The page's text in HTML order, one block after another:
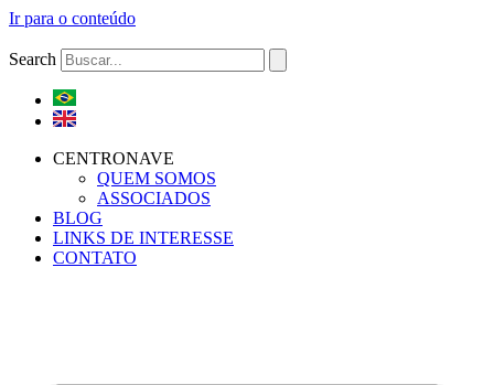
Ir para o conteúdo
Search
CENTRONAVE
QUEM SOMOS
ASSOCIADOS
BLOG
LINKS DE INTERESSE
CONTATO